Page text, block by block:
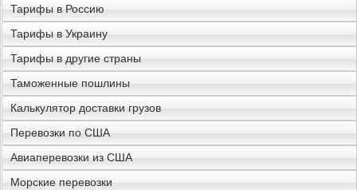
Тарифы в Россию
Тарифы в Украину
Тарифы в другие страны
Таможенные пошлины
Калькулятор доставки грузов
Перевозки по США
Авиаперевозки из США
Морские перевозки